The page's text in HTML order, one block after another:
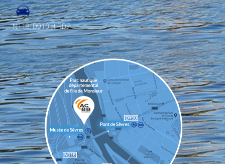
N118, D910 et RD7